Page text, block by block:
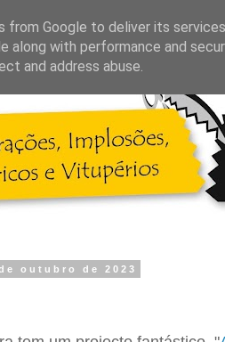
outubro de 2023
from Google to deliver its
along with performance and
and address abuse.